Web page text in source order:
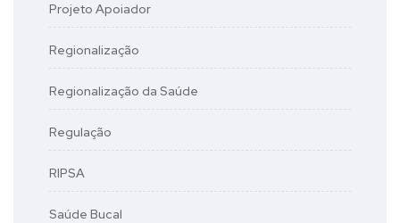
Projeto Apoiador
Regionalização
Regionalização da Saúde
Regulação
RIPSA
Saúde Bucal